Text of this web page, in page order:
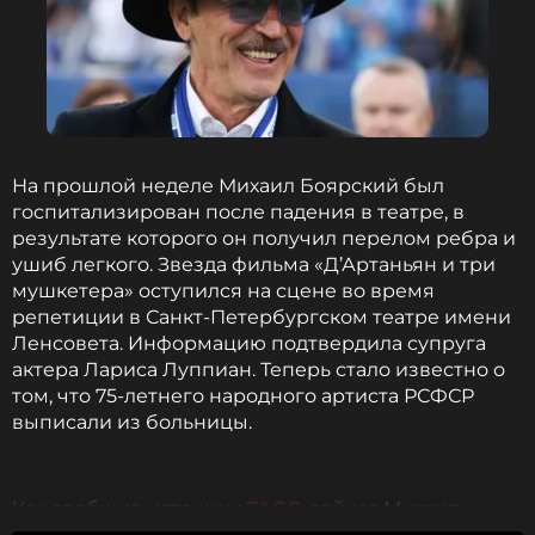
Это не первое серьезное испытание для здоровья
актера за последние годы. В ноябре 2023 года он
перенес инфаркт, в феврале 2024 года ему
установили стенты, а в начале этого года
Боярского уже успели госпитализировать с
Напомним, что Боярский известен своими
ролями — д'Артаньяна в «Трех мушкетерах»,
шевалье де Брильи в «Гардемарины, вперед!» и
многих многих других. На этом его таланты не
заканчиваются. Многие знают его как
исполнителя песен: «Зеленоглазое такси»,
«Рыжий конь», «Городские цветы» и мастера
озвучки в самых известных советских, российских
и зарубежных мультфильмах.
На прошлой неделе Михаил Боярский был
госпитализирован после падения в театре, в
результате которого он получил перелом ребра и
ушиб легкого. Звезда фильма «Д’Артаньян и три
мушкетера» оступился на сцене во время
репетиции в Санкт-Петербургском театре имени
Ленсовета. Информацию подтвердила супруга
актера Лариса Луппиан. Теперь стало известно о
том, что 75-летнего народного артиста РСФСР
выписали из больницы.
Как сообщил источник ТАСС , сейчас Михаил